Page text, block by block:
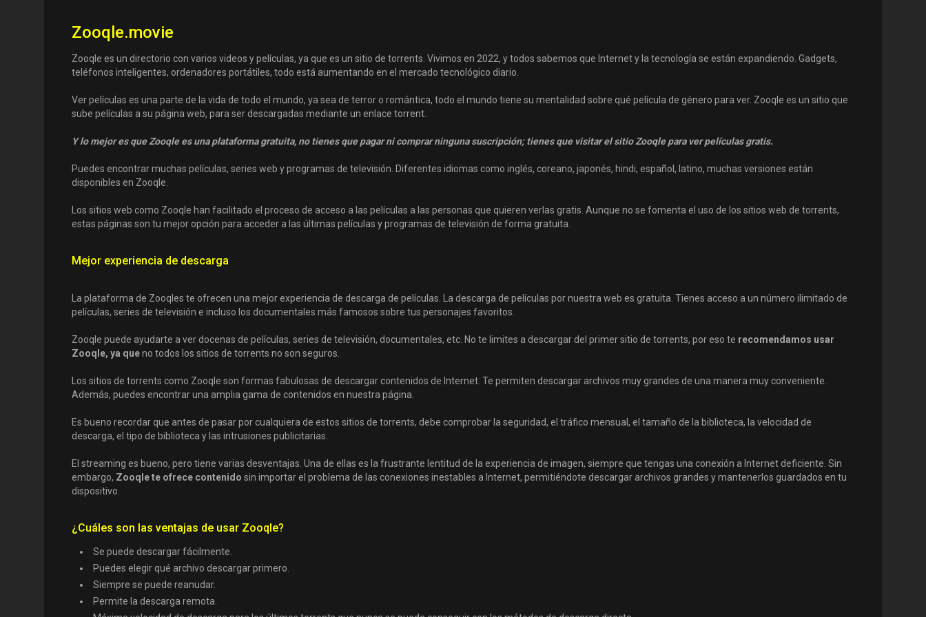
Zooqle.movie
Zooqle es un directorio con varios videos y películas, ya que es un sitio de torrents. Vivimos en 2022, y todos sabemos que Internet y la tecnología se están expandiendo. Gadgets,
teléfonos inteligentes, ordenadores portátiles, todo está aumentando en el mercado tecnológico diario.
Ver películas es una parte de la vida de todo el mundo, ya sea de terror o romántica, todo el mundo tiene su mentalidad sobre qué película de género para ver. Zooqle es un sitio que
sube películas a su página web, para ser descargadas mediante un enlace torrent.
Y lo mejor es que Zooqle es una plataforma gratuita, no tienes que pagar ni comprar ninguna suscripción; tienes que visitar el sitio Zooqle para ver películas gratis.
Puedes encontrar muchas películas, series web y programas de televisión. Diferentes idiomas como inglés, coreano, japonés, hindi, español, latino, muchas versiones están
disponibles en Zooqle.
Los sitios web como Zooqle han facilitado el proceso de acceso a las películas a las personas que quieren verlas gratis. Aunque no se fomenta el uso de los sitios web de torrents,
estas páginas son tu mejor opción para acceder a las últimas películas y programas de televisión de forma gratuita.
Mejor experiencia de descarga
La plataforma de Zooqles te ofrecen una mejor experiencia de descarga de películas. La descarga de películas por nuestra web es gratuita. Tienes acceso a un número ilimitado de
películas, series de televisión e incluso los documentales más famosos sobre tus personajes favoritos.
Zooqle puede ayudarte a ver docenas de películas, series de televisión, documentales, etc. No te limites a descargar del primer sitio de torrents, por eso te recomendamos usar
Zooqle, ya queno todos los sitios de torrents no son seguros.
Los sitios de torrents como Zooqle son formas fabulosas de descargar contenidos de Internet. Te permiten descargar archivos muy grandes de una manera muy conveniente.
Además, puedes encontrar una amplia gama de contenidos en nuestra página.
Es bueno recordar que antes de pasar por cualquiera de estos sitios de torrents, debe comprobar la seguridad, el tráfico mensual, el tamaño de la biblioteca, la velocidad de
descarga, el tipo de biblioteca y las intrusiones publicitarias.
El streaming es bueno, pero tiene varias desventajas. Una de ellas es la frustrante lentitud de la experiencia de imagen, siempre que tengas una conexión a Internet deficiente. Sin
embargo, Zooqle te ofrece contenido sin importar el problema de las conexiones inestables a Internet, permitiéndote descargar archivos grandes y mantenerlos guardados en tu
dispositivo.
¿Cuáles son las ventajas de usar Zooqle?
Se puede descargar fácilmente.
Puedes elegir qué archivo descargar primero.
Siempre se puede reanudar.
Permite la descarga remota.